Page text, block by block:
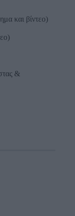
και βίντεο)
&